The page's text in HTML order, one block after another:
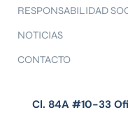
RESPONSABILIDAD
NOTICIAS
CONTACTO
Cl. 84A #10-33